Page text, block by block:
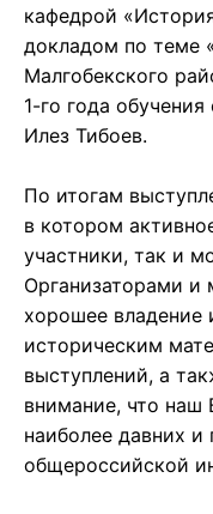
кафедрой
докладом по теме
Малгобекского
1-го года
Илез Тибоев.
По итогам
в котором
участники, так и
Организаторами и
хорошее владение
историческим
выступлений, а
внимание, что наш
наиболее давних и
общероссийской